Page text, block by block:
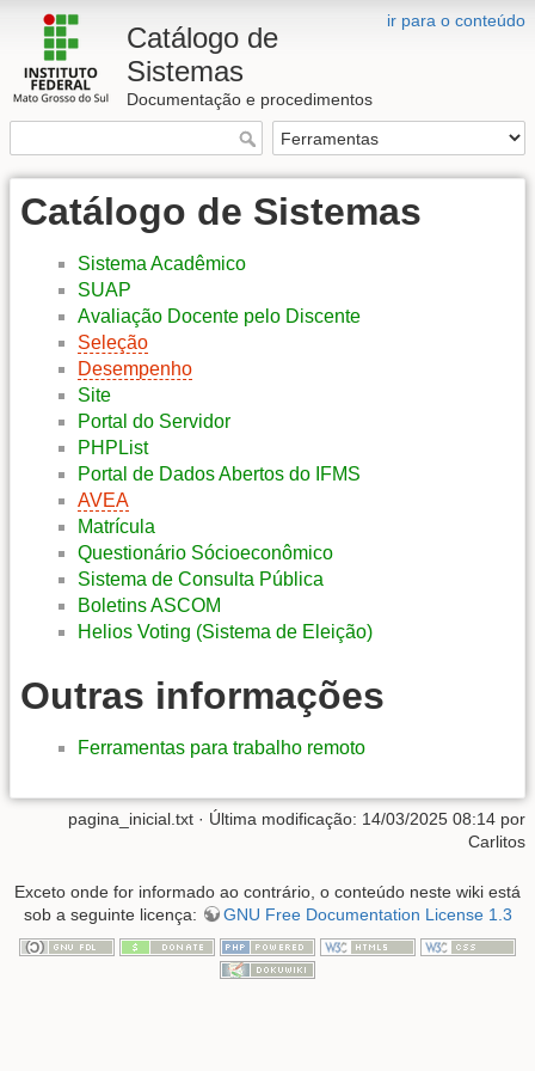
ir para o conteúdo
Catálogo de
Sistemas
Documentação e procedimentos
Catálogo de Sistemas
Sistema Acadêmico
SUAP
Avaliação Docente pelo Discente
Seleção
Desempenho
Site
Portal do Servidor
PHPList
Portal de Dados Abertos do IFMS
AVEA
Matrícula
Questionário Sócioeconômico
Sistema de Consulta Pública
Boletins ASCOM
Helios Voting (Sistema de Eleição)
Outras informações
Ferramentas para trabalho remoto
pagina_inicial.txt · Última modificação: 14/03/2025 08:14 por
Carlitos
Exceto onde for informado ao contrário, o conteúdo neste wiki está
sob a seguinte licença:
GNU Free Documentation License 1.3